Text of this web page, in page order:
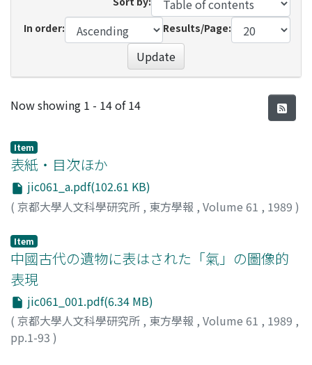
In order:
Results/Page:
Update
Recent Submissions
Now showing 1 - 14 of 14
Item
表紙・目次ほか
jic061_a.pdf(102.61 KB)
( 京都大學人文科學研究所 , 東方學報 , Volume 61 , 1989 )
Item
中國古代の遺物に表はされた「氣」の圖像的
表現
jic061_001.pdf(6.34 MB)
( 京都大學人文科學研究所 , 東方學報 , Volume 61 , 1989 ,
pp.1-93 )